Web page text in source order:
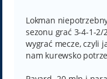
t
Lokman
sezonu grać 3-4-1-2/
wygrać mecze, czyli
nam kurewsko